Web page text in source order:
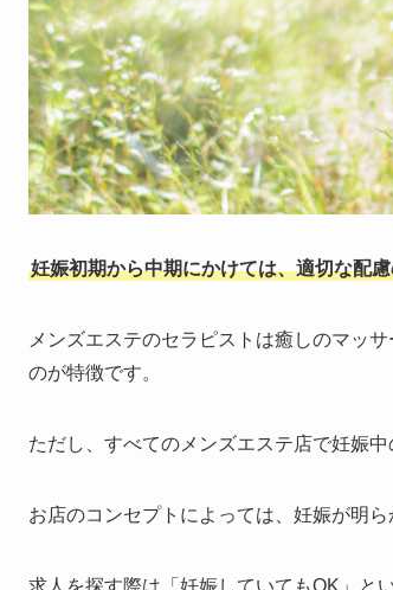
妊娠初期から中期にかけては、適切な配
メンズエステのセラピストは癒しのマッ
のが特徴です。
ただし、すべてのメンズエステ店で妊娠
お店のコンセプトによっては、妊娠が明
求人を探す際は「妊娠していてもOK」と